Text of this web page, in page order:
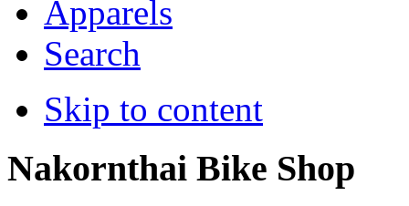
Apparels
Search
Skip to content
Nakornthai Bike Shop